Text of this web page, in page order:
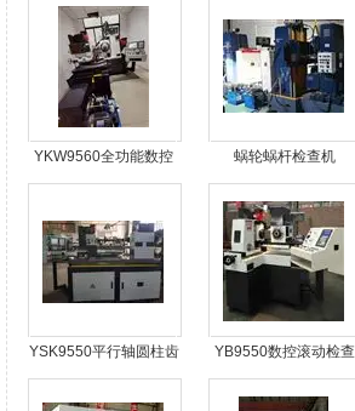
YKW9560全功能数控
锥齿轮万能检查机
蜗轮蜗杆检查机
YSK9550平行轴圆柱齿
数控滚动检查机
YB9550数控滚动检查
机